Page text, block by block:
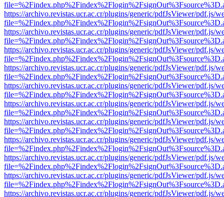
https://archivo.revistas.ucr.ac.cr/plugins/generic/pdfJsViewer/pdf.js/
https://archivo.revistas.ucr.ac.cr/plugins/generic/pdfJsViewer/pdf.js/
https://archivo.revistas.ucr.ac.cr/plugins/generic/pdfJsViewer/pdf.js/
https://archivo.revistas.ucr.ac.cr/plugins/generic/pdfJsViewer/pdf.js/
https://archivo.revistas.ucr.ac.cr/plugins/generic/pdfJsViewer/pdf.js/
https://archivo.revistas.ucr.ac.cr/plugins/generic/pdfJsViewer/pdf.js/
https://archivo.revistas.ucr.ac.cr/plugins/generic/pdfJsViewer/pdf.js/
https://archivo.revistas.ucr.ac.cr/plugins/generic/pdfJsViewer/pdf.js/
https://archivo.revistas.ucr.ac.cr/plugins/generic/pdfJsViewer/pdf.js/
https://archivo.revistas.ucr.ac.cr/plugins/generic/pdfJsViewer/pdf.js/
https://archivo.revistas.ucr.ac.cr/plugins/generic/pdfJsViewer/pdf.js/